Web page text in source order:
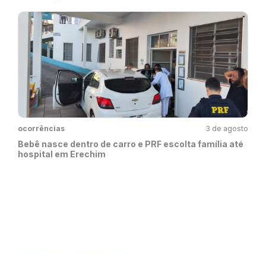
ocorrências 3 de agosto
Bebê nasce dentro de carro e PRF escolta família até
hospital em Erechim